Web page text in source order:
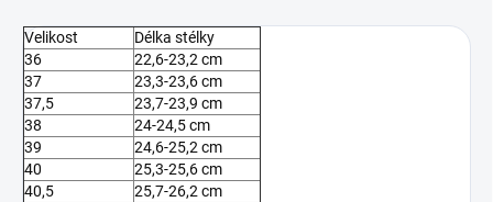
Velikost
Délka stélky
36
22,6-23,2 cm
37
23,3-23,6 cm
37,5
23,7-23,9 cm
38
24-24,5 cm
39
24,6-25,2 cm
40
25,3-25,6 cm
40,5
25,7-26,2 cm